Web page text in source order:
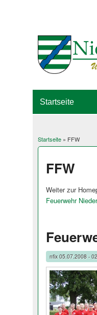
Sie sind
Startseite» FFW
FFW
Weiter zur
Feuerwehr
nfix05.07.2008 -